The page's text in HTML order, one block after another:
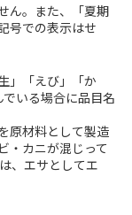
ん。また、「夏期
号での表示はせ
」「えび」「か
いる場合に品目名
原材料として製造
・カニが混じって
、エサとしてエ